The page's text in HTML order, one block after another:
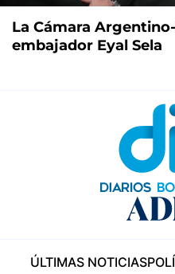
La Cámara
embajador Eyal Sela
ÚLTIMAS NOTICIAS